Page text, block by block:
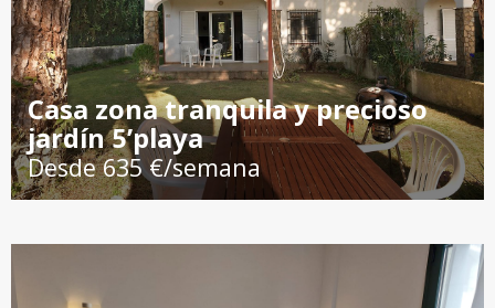
Casa zona tranquila y precioso
jardín 5’playa
Desde 635 €/semana